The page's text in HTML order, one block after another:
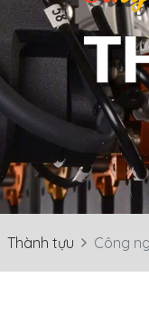
Thành tựu Công